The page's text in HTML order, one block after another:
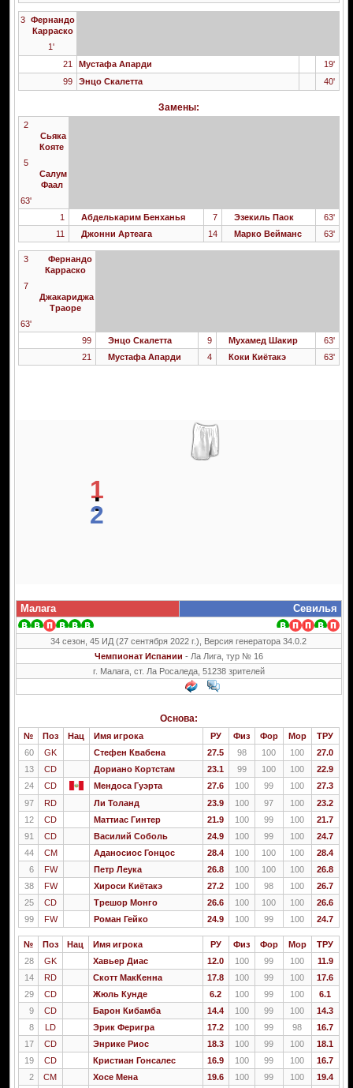
3 Фернандо
Карраско
1'
21
Мустафа Апарди
19'
99
Энцо Скалетта 40'
Замены:
2
Сьяка
Кояте
5
Салум
Фаал
63'
1
Абделькарим Бенханья 7 Эзекиль Паок
63'
11
Джонни Артеага 14 Марко Вейманс 63'
3
Фернандо
Карраско
7
Джакариджа
Траоре
63'
99
Энцо Скалетта 9 Мухамед Шакир
63'
21
Мустафа Апарди 4 Коки Киётакэ 63'
1
:
2
Малага Севилья
34 сезон, 45 ИД (27 сентября 2022 г.), Версия генератора 34.0.2
Чемпионат Испании - Ла Лига, тур № 16
г. Малага, ст. Ла Росаледа, 51238 зрителей
Основа:
№ Поз Нац Имя игрока РУ Физ Фор Мор
ТРУ
60
GK Стефен Квабена 27.5 98 100 100
27.0
13
CD Дориано Кортстам 23.1 99 100 100
22.9
24
CD Мендоса Гуэрта 27.6 100 99 100
27.3
97
RD Ли Толанд 23.9 100 97 100
23.2
12
CD Маттиас Гинтер 21.9 100 99 100
21.7
91
CD Василий Соболь 24.9 100 99 100
24.7
44
CM Аданосиос Гонцос 28.4 100 100 100
28.4
6
FW Петр Леука 26.8 100 100 100
26.8
38
FW Хироси Киётакэ 27.2 100 98 100
26.7
25
CD Трешор Монго 26.6 100 100 100
26.6
99
FW Роман Гейко 24.9 100 99 100 24.7
№ Поз Нац Имя игрока РУ Физ Фор Мор
ТРУ
28
GK Хавьер Диас 12.0 100 99 100
11.9
14
RD Скотт МакКенна 17.8 100 99 100
17.6
29
CD Жюль Кунде 6.2 100 99 100
6.1
9
CD Барон Кибамба 14.4 100 99 100
14.3
8
LD Эрик Феригра 17.2 100 99 98
16.7
17
CD Энрике Риос 18.3 100 99 100
18.1
19
CD Кристиан Гонсалес 16.9 100 99 100
16.7
2
CM Хосе Мена 19.6 100 99 100
19.4